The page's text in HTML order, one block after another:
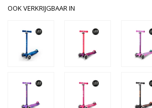
OOK VERKRIJGBAAR IN